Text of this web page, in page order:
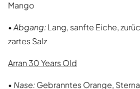
Mango
•Abgang:Lang, sanfte Eiche,
zartes Salz
Arran 30 Years Old
• Nase:Gebranntes Orange,